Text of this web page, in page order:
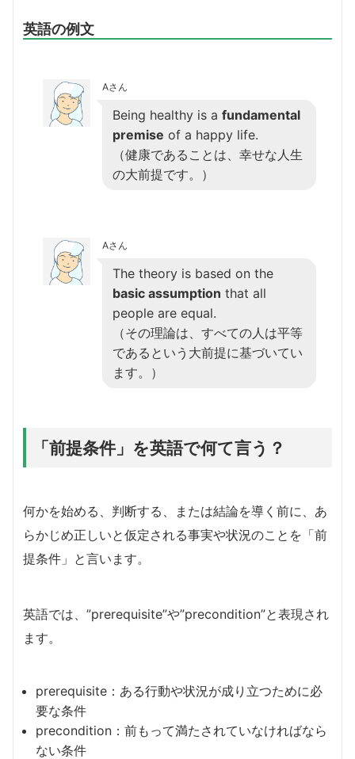
英語の例文
Aさん
Being healthy is a fundamental
premise of a happy life.
（健康であることは、幸せな人生
の大前提です。）
Aさん
The theory is based on the
basic assumption that all
people are equal.
（その理論は、すべての人は平等
であるという大前提に基づいてい
ます。）
「前提条件」を英語で何て言う？
何かを始める、判断する、または結論を導く前に、あ
らかじめ正しいと仮定される事実や状況のことを「前
提条件」と言います。
英語では、”prerequisite”や”precondition”と表現され
ます。
prerequisite：ある行動や状況が成り立つために必
要な条件
precondition：前もって満たされていなければなら
ない条件